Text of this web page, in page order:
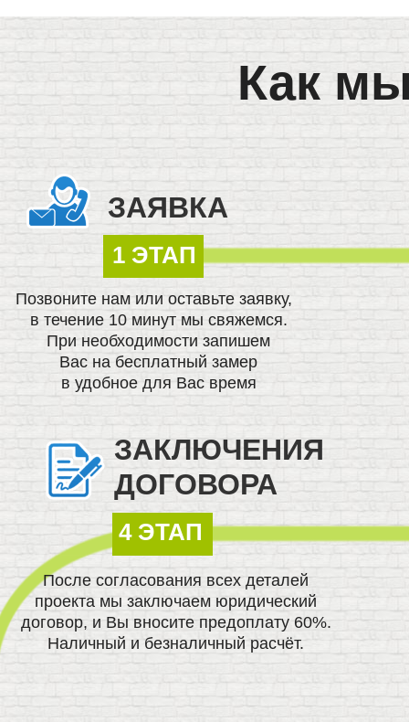
4 ЭТАП
После согласования всех деталей
проекта мы заключаем юридический
договор, и Вы вносите предоплату 60%.
Наличный и безналичный расчёт.
ЗАЯВКА
Позвоните нам или оставьте заявку,
в течение 10 минут мы свяжемся.
При необходимости запишем
Вас на бесплатный замер
в удобное для Вас время
Как
1 ЭТАП
ЗАКЛЮЧЕНИЯ
ДОГОВОРА